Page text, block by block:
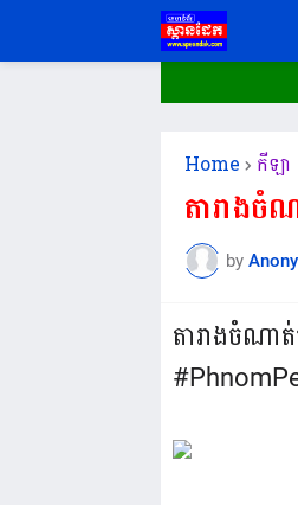
Home កីឡា
តារាងចំ
by
តារាងចំណាត់